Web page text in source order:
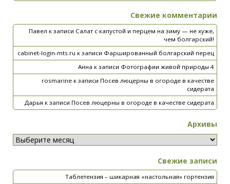
Свежие комментарии
Павел к записи Салат с капустой и перцем на зиму — не хуже,
чем болгарский!
cabinet-login-mts.ru к записи Фаршированный болгарский перец
Анна к записи Фотографии живой природы 4
rosmarine к записи Посев люцерны в огороде в качестве
сидерата
Дарья к записи Посев люцерны в огороде в качестве сидерата
Архивы
Свежие записи
Таблетензия – шикарная «настольная» гортензия